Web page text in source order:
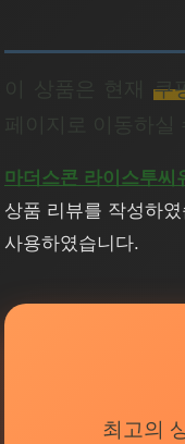
쿠
마더스콘 라이스투씨
상품 리뷰를 작성하
사용하였습니다.
최고의